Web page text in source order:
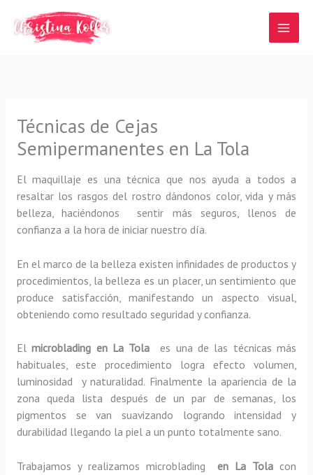
contenido
Técnicas de Cejas
Semipermanentes en La Tola
El maquillaje es una técnica que nos ayuda a todos a
resaltar los rasgos del rostro dándonos color, vida y más
belleza, haciéndonos sentir más seguros, llenos de
confianza a la hora de iniciar nuestro día.
En el marco de la belleza existen infinidades de productos y
procedimientos, la belleza es un placer, un sentimiento que
produce satisfacción, manifestando un aspecto visual,
obteniendo como resultado seguridad y confianza.
Elmicroblading en La Tola es una de las técnicas más
habituales, este procedimiento logra efecto volumen,
luminosidad y naturalidad. Finalmente la apariencia de la
zona queda lista después de un par de semanas, los
pigmentos se van suavizando logrando intensidad y
durabilidad llegando la piel a un punto totalmente sano.
Trabajamos y realizamos microblading en La Tola con